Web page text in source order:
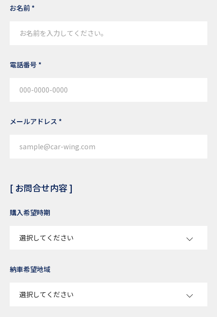
お名前 *
電話番号 *
メールアドレス *
[ お問合せ内容 ]
購入希望時期
納車希望地域